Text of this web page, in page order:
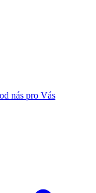
nás pro Vás